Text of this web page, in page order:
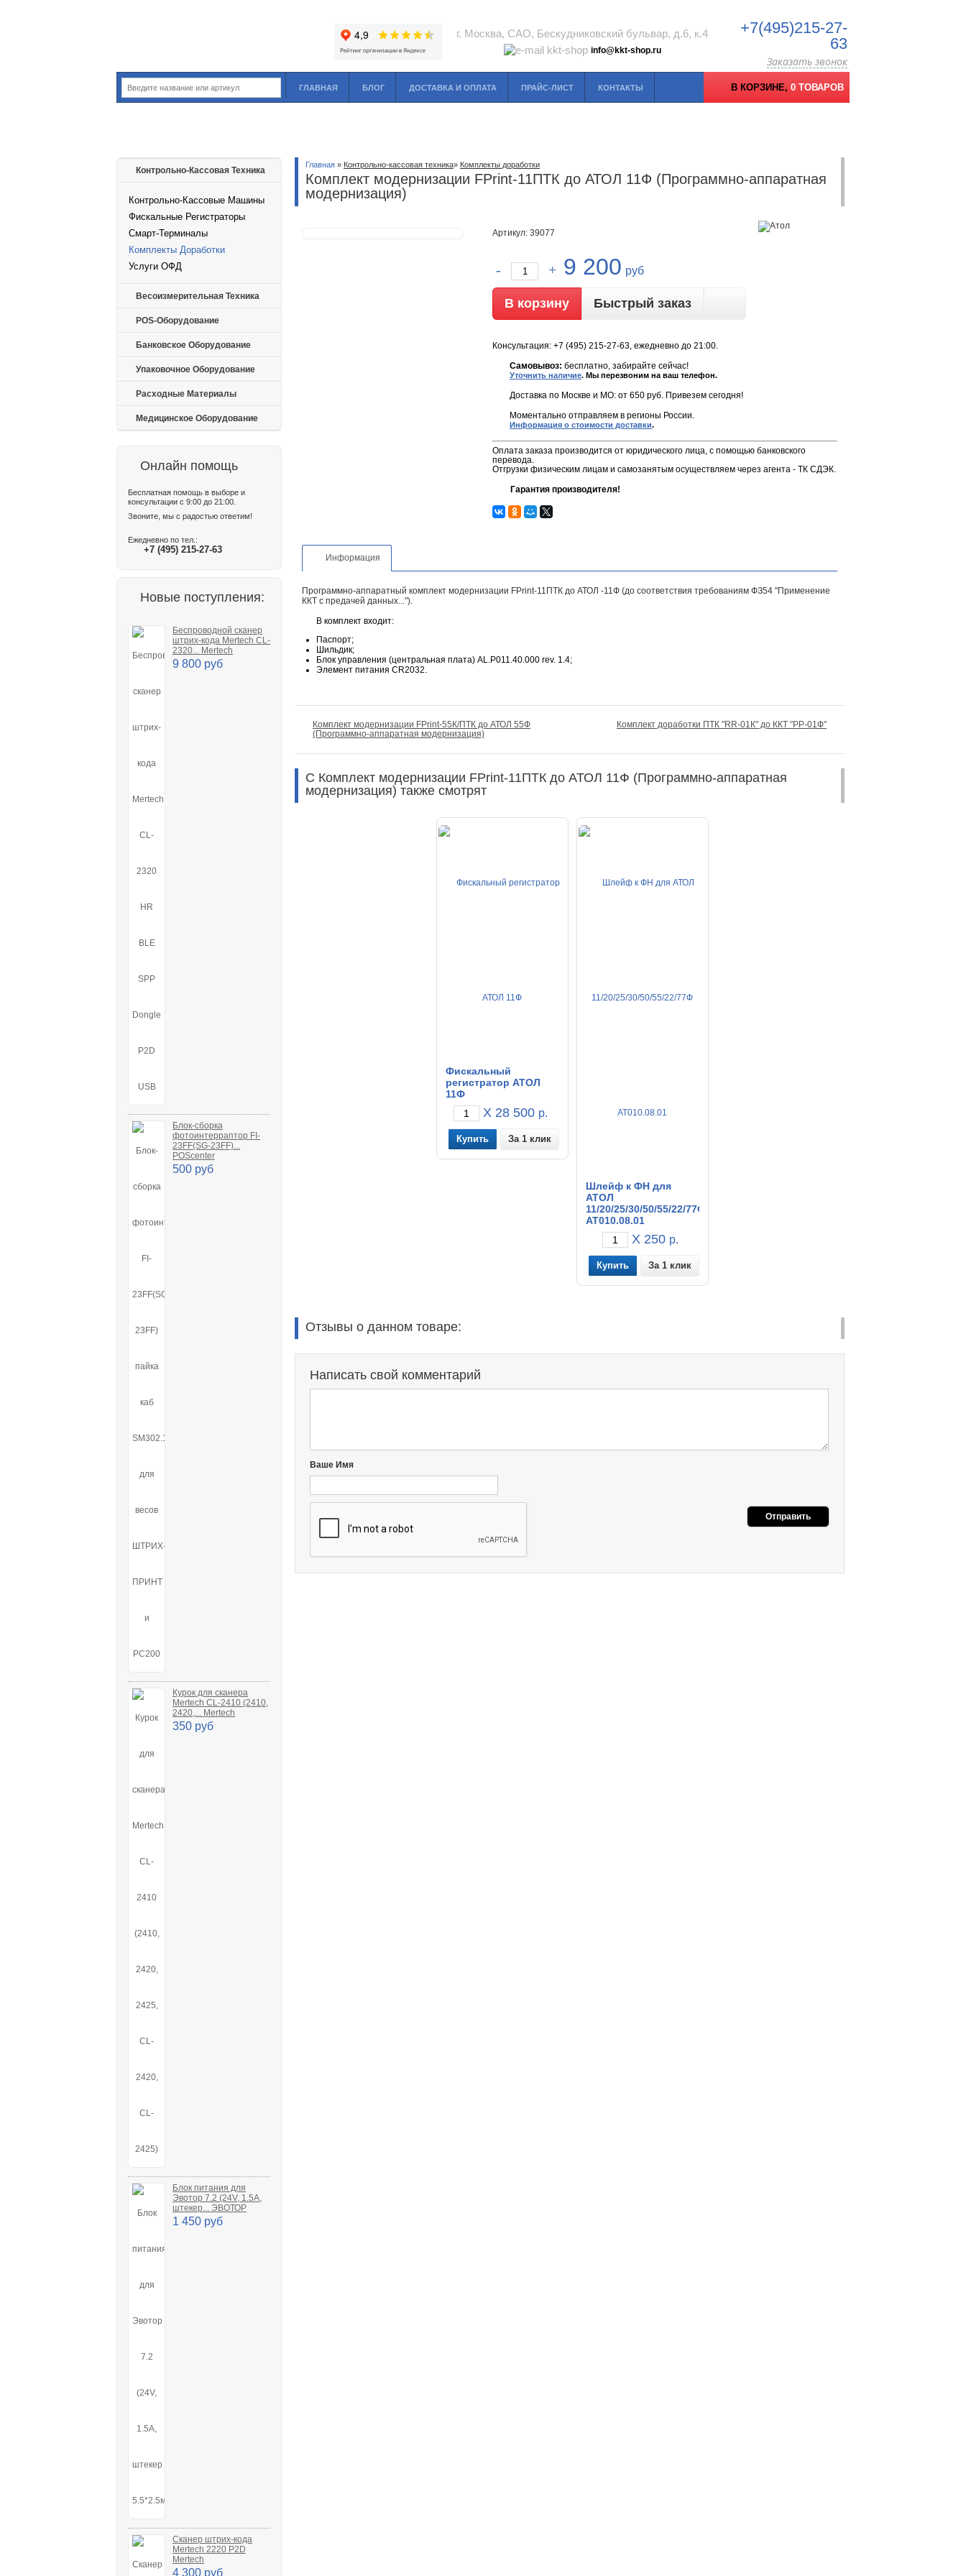
г. Москва, САО, Бескудниковский бульвар, д.6, к.4
info@kkt-shop.ru
+7(495)215-27-
63
Заказать звонок
ГЛАВНАЯ БЛОГ ДОСТАВКА И ОПЛАТА ПРАЙС-ЛИСТ КОНТАКТЫ В КОРЗИНЕ, 0 ТОВАРОВ
Контрольно-Кассовая Техника
Контрольно-Кассовые Машины
Фискальные Регистраторы
Смарт-Терминалы
Комплекты Доработки
Услуги ОФД
Весоизмерительная Техника
POS-Оборудование
Банковское Оборудование
Упаковочное Оборудование
Расходные Материалы
Медицинское Оборудование
Онлайн помощь
Бесплатная помощь в выборе и
консультации с 9:00 до 21:00.
Звоните, мы с радостью ответим!
Ежедневно по тел.:
+7 (495) 215-27-63
Новые поступления:
Беспроводной сканер
штрих-кода Mertech CL-
2320... Mertech
9 800 руб
Блок-сборка
фотоинтерраптор FI-
23FF(SG-23FF)...
POScenter
500 руб
Курок для сканера
Mertech CL-2410 (2410,
2420,... Mertech
350 руб
Блок питания для
Эвотор 7.2 (24V, 1.5A,
штекер... ЭВОТОР
1 450 руб
Сканер штрих-кода
Mertech 2220 P2D
Mertech
4 300 руб
Главная » Контрольно-кассовая техника» Комплекты доработки
Комплект модернизации FPrint-11ПТК до АТОЛ 11Ф (Программно-аппаратная
модернизация)
Артикул: 39077
9 200 руб
Быстрый заказ
Консультация: +7 (495) 215-27-63, ежедневно до 21:00.
Самовывоз: бесплатно, забирайте сейчас!
Уточнить наличие. Мы перезвоним на ваш телефон.
Доставка по Москве и МО: от 650 руб. Привезем сегодня!
Моментально отправляем в регионы России.
Информация о стоимости доставки.
Оплата заказа производится от юридического лица, с помощью банковского
перевода.
Отгрузки физическим лицам и самозанятым осуществляем через агента - ТК СДЭК.
Гарантия производителя!
Информация
Программно-аппаратный комплект модернизации FPrint-11ПТК до АТОЛ -11Ф (до соответствия требованиям ФЗ54 "Применение
ККТ с предачей данных...").
В комплект входит:
Паспорт;
Шильдик;
Блок управления (центральная плата) AL.P011.40.000 rev. 1.4;
Элемент питания CR2032.
Комплект модернизации FPrint-55К/ПТК до АТОЛ 55Ф
(Программно-аппаратная модернизация)
Комплект доработки ПТК "RR-01К" до ККТ "РР-01Ф"
С Комплект модернизации FPrint-11ПТК до АТОЛ 11Ф (Программно-аппаратная
модернизация) также смотрят
Фискальный
регистратор АТОЛ
11Ф
X 28 500 р.
За 1 клик
Шлейф к ФН для
АТОЛ
11/20/25/30/50/55/22/77Ф
АТ010.08.01
X 250 р.
За 1 клик
Отзывы о данном товаре:
Написать свой комментарий
Ваше Имя